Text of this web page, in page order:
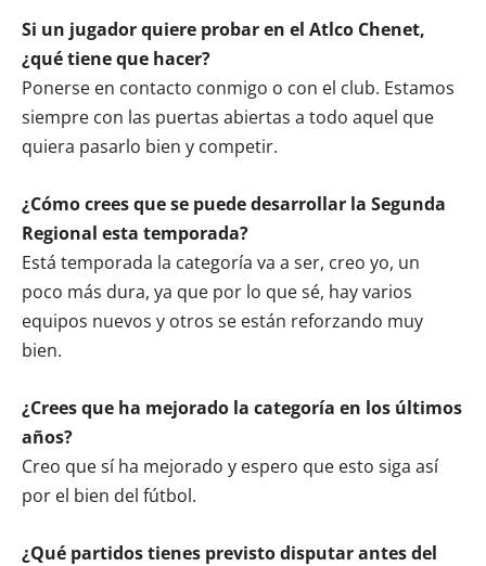
Si un jugador quiere probar en el Atlco Chenet,
¿qué tiene que hacer?
Ponerse en contacto conmigo o con el club. Estamos
siempre con las puertas abiertas a todo aquel que
quiera pasarlo bien y competir.
¿Cómo crees que se puede desarrollar la Segunda
Regional esta temporada?
Está temporada la categoría va a ser, creo yo, un
poco más dura, ya que por lo que sé, hay varios
equipos nuevos y otros se están reforzando muy
bien.
¿Crees que ha mejorado la categoría en los últimos
años?
Creo que sí ha mejorado y espero que esto siga así
por el bien del fútbol.
¿Qué partidos tienes previsto disputar antes del